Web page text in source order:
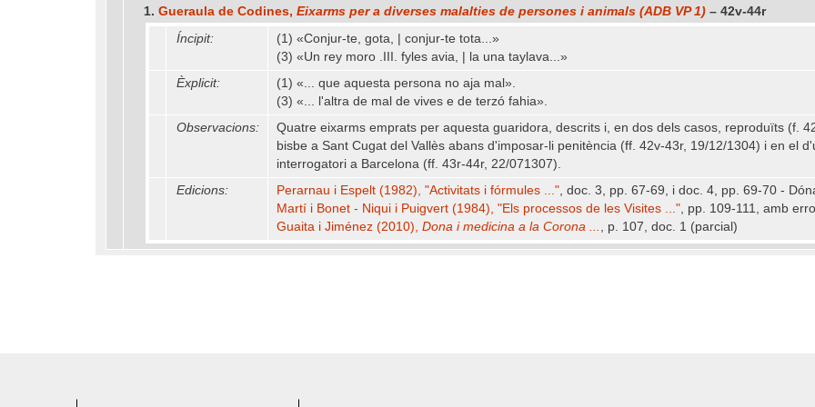
1. Gueraula de Codines, Eixarms per a diverses malalties de persones i animals (ADB VP 1) – 42v-44r
Íncipit:
(1) «Conjur-te, gota, | conjur-te tota...»
(3) «Un rey moro .III. fyles avia, | la una taylava...»
Èxplicit:
(1) «... que aquesta persona no aja mal».
(3) «... l'altra de mal de vives e de terzó fahia».
Observacions:
Quatre eixarms emprats per aquesta guaridora, descrits i, en dos dels casos, reproduïts (f.
bisbe a Sant Cugat del Vallès abans d'imposar-li penitència (ff. 42v-43r, 19/12/1304) i en el
interrogatori a Barcelona (ff. 43r-44r, 22/071307).
Edicions:
Perarnau i Espelt (1982), "Activitats i fórmules ...", doc. 3, pp. 67-69, i doc. 4, pp. 69-70 -
Martí i Bonet - Niqui i Puigvert (1984), "Els processos de les Visites ...", pp. 109-111, amb
Guaita i Jiménez (2010), Dona i medicina a la Corona ... , p. 107, doc. 1 (parcial)